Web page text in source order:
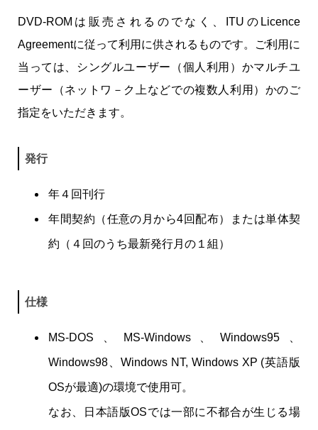
DVD-ROMは販売されるのでなく、ITUのLicence
Agreementに従って利用に供されるものです。ご利用に
当っては、シングルユーザー（個人利用）かマルチユ
ーザー（ネットワ－ク上などでの複数人利用）かのご
指定をいただきます。
発行
年４回刊行
年間契約（任意の月から4回配布）または単体契
約（４回のうち最新発行月の１組）
仕様
MS-DOS、MS-Windows、Windows95、
Windows98、Windows NT, Windows XP (英語版
OSが最適)の環境で使用可。
なお、日本語版OSでは一部に不都合が生じる場